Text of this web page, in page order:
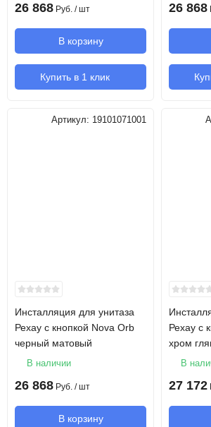
26 868 Руб. / шт
В корзину
Купить в 1 клик
26 868
Артикул: 19101071001
Инсталляция для унитаза
Рехау с кнопкой Nova Orb
черный матовый
В наличии
26 868 Руб. / шт
В корзину
Рехау с
хром
В
27 172